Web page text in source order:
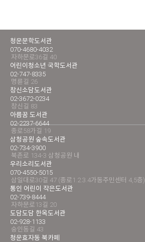
청운문학도서관
070-4680-4032
자하문로36길 40
어린이청소년 국학도서관
02-747-8335
명륜길 26
창신소담도서관
02-3672-0234
창신길 83
아름꿈 도서관
02-2237-6644
종로58가길 19
삼청공원 숲속도서관
02-734-3900
북촌로 134-3 삼청공원 내
우리소리도서관
070-4550-5015
삼일대로30길 47 (종로1.2.3.4가동주민센터 4,5층)
통인 어린이 작은도서관
02-739-8444
자하문로13길 20
도담도담 한옥도서관
02-928-1133
숭인동길 43
청운효자동 북카페